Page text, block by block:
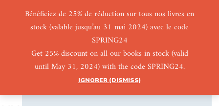
Bénéficiez de 25% de réduction sur tous nos livres en
stock (valable jusqu’au 31 mai 2024) avec le code
SPRING24
Get 25% discount on all our books in stock (valid
until May 31, 2024) with the code SPRING24.
IGNORER (DISMISS)
0 0